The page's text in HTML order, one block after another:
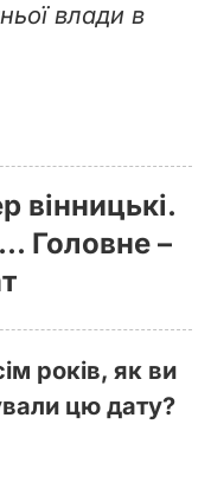
влади в
вінницькі.
Головне –
років, як ви
цю дату?